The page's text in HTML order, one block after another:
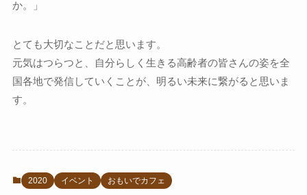
か。」
とても大切なことだと思います。
元気はつらつと、自分らしく生きる高齢者の皆さんの姿を全
国各地で発信していくことが、明るい未来に繋がると思いま
す。
2020 イベント おもいでカフェ